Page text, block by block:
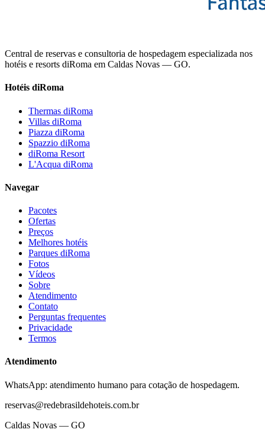
Central de reservas e consultoria de hospedagem especializada nos
hotéis e resorts diRoma em Caldas Novas — GO.
Hotéis diRoma
Thermas diRoma
Villas diRoma
Piazza diRoma
Spazzio diRoma
diRoma Resort
L'Acqua diRoma
Navegar
Pacotes
Ofertas
Preços
Melhores hotéis
Parques diRoma
Fotos
Vídeos
Sobre
Atendimento
Contato
Perguntas frequentes
Privacidade
Termos
Atendimento
WhatsApp: atendimento humano para cotação de hospedagem.
reservas@redebrasildehoteis.com.br
Caldas Novas — GO